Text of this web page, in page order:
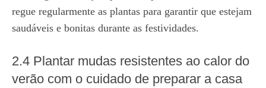
regue regularmente as plantas para garantir que estejam
saudáveis e bonitas durante as festividades.
2.4 Plantar mudas resistentes ao calor do
verão com o cuidado de preparar a casa